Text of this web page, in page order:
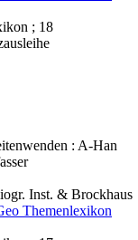
; 18
: A-Han
Inst. & Brockhaus
Themenlexikon